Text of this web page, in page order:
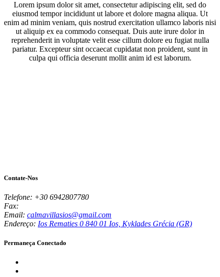
Lorem ipsum dolor sit amet, consectetur adipiscing elit, sed do
eiusmod tempor incididunt ut labore et dolore magna aliqua. Ut
enim ad minim veniam, quis nostrud exercitation ullamco laboris nisi
ut aliquip ex ea commodo consequat. Duis aute irure dolor in
reprehenderit in voluptate velit esse cillum dolore eu fugiat nulla
pariatur. Excepteur sint occaecat cupidatat non proident, sunt in
culpa qui officia deserunt mollit anim id est laborum.
Contate-Nos
Telefone: +30 6942807780
Fax:
Email: calmavillasios@gmail.com
Endereço: Ios Rematies 0 840 01 Ios, Kyklades Grécia (GR)
Permaneça Conectado